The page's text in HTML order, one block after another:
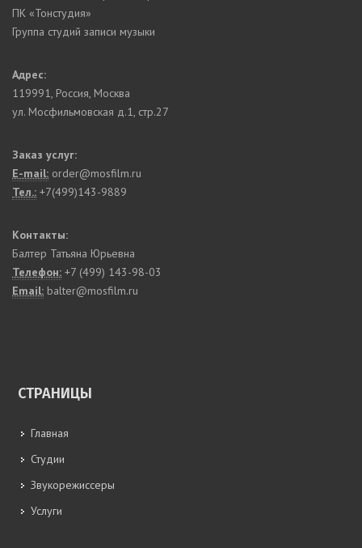
ПК «Тонстудия»
Группа студий записи музыки
Адрес:
119991, Россия, Москва
ул. Мосфильмовская д.1, стр.27
Заказ услуг:
E-mail: order@mosfilm.ru
Тел.: +7(499)143-9889
Контакты:
Балтер Татьяна Юрьевна
Телефон: +7 (499) 143-98-03
Email: balter@mosfilm.ru
СТРАНИЦЫ
Главная
Студии
Звукорежиссеры
Услуги